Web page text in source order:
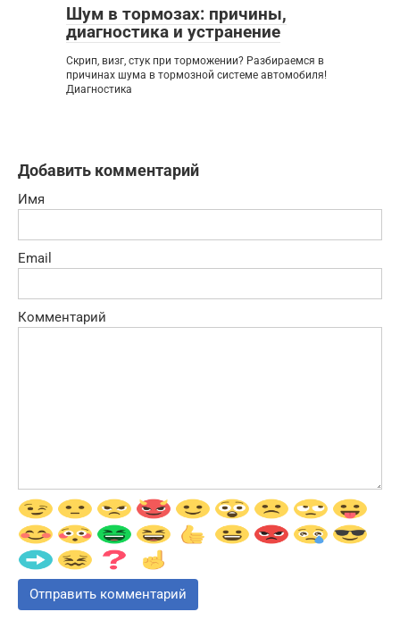
Шум в тормозах: причины,
диагностика и устранение
Скрип, визг, стук при торможении? Разбираемся в
причинах шума в тормозной системе автомобиля!
Диагностика
Добавить комментарий
Имя
Email
Комментарий